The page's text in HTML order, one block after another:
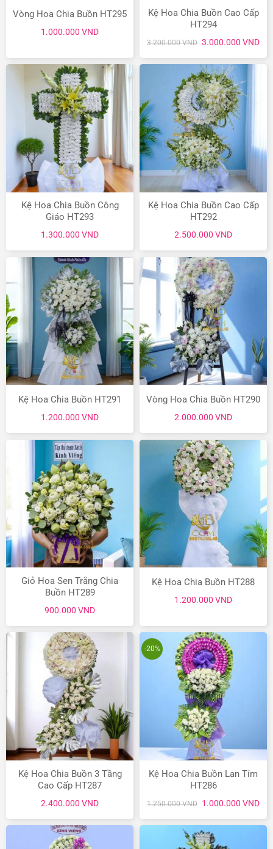
Vòng Hoa Chia Buồn HT295
1.000.000 VND
Kệ Hoa Chia Buồn Cao Cấp
HT294
3.200.000VND Giá
gốc
là:
3.200.000 VND.
3.000.000 VNDGiá
tại
Kệ Hoa Chia Buồn Công
Giáo HT293
1.300.000 VND
Kệ Hoa Chia Buồn Cao Cấp
HT292
2.500.000 VND
Kệ Hoa Chia Buồn HT291
1.200.000 VND
Vòng Hoa Chia Buồn HT290
2.000.000 VND
Giỏ Hoa Sen Trắng Chia
Buồn HT289
900.000 VND
Kệ Hoa Chia Buồn HT288
1.200.000 VND
Kệ Hoa Chia Buồn 3 Tầng
Cao Cấp HT287
2.400.000 VND
-20%
Kệ Hoa Chia Buồn Lan Tím
HT286
1.250.000VND Giá
gốc
là:
1.250.000 VND.
1.000.000 VNDGiá
tại
là: